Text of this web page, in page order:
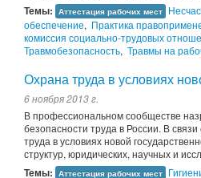
Темы: Аттестация рабочих мест
обеспечение, Практика
комиссия социально-трудовых
Травмобезопасность, Травмы на
Охрана труда в условиях
6 ноября 2013 г.
В профессиональном сообществе
безопасности труда в России. В
труда в условиях новой
структур, юридических, научных и
Темы: Аттестация рабочих мест